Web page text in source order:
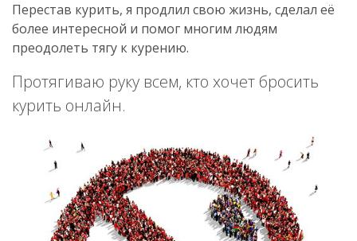
Перестав курить, я продлил свою жизнь, сделал её
более интересной и помог многим людям
преодолеть тягу к курению.
Протягиваю руку всем, кто хочет бросить
курить онлайн.